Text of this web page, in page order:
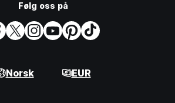
Følg oss på
Norsk EUR